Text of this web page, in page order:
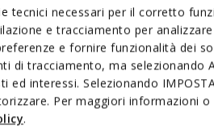
tecnici necessari per il corretto
e tracciamento per
e fornire funzionalità dei
di tracciamento, ma selezionando
ed interessi. Selezionando
Per maggiori informazioni
.
LÍNGUA